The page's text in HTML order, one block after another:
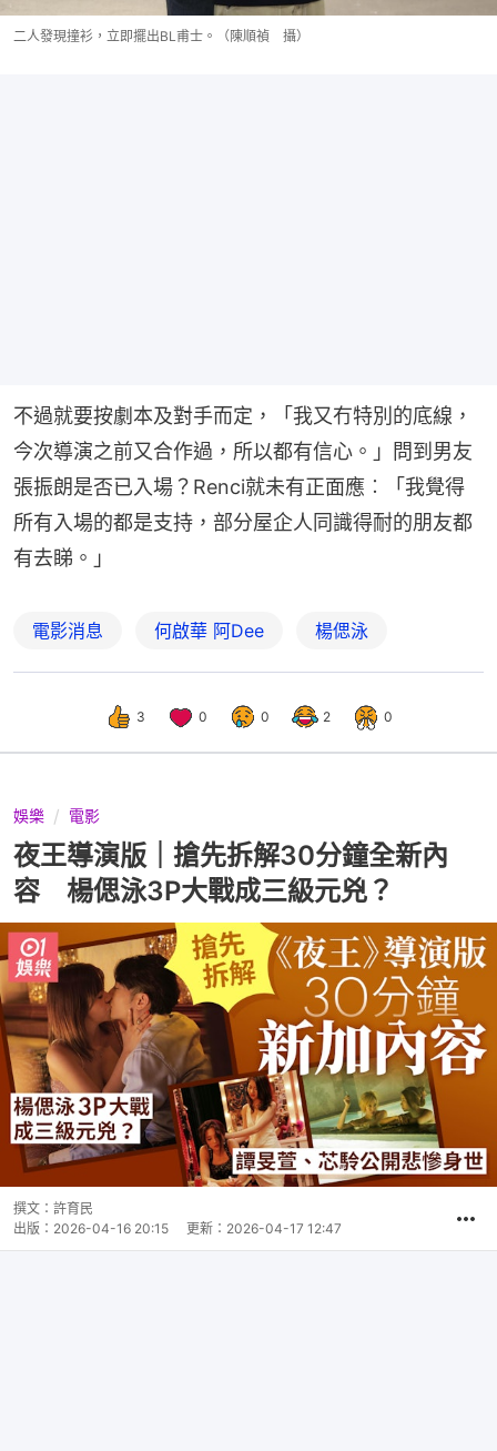
二人發現撞衫，立即擺出BL甫士。（陳順禎 攝）
不過就要按劇本及對手而定，「我又冇特別的底線，
今次導演之前又合作過，所以都有信心。」問到男友
張振朗是否已入場？Renci就未有正面應︰「我覺得
所有入場的都是支持，部分屋企人同識得耐的朋友都
有去睇。」
電影消息 何啟華 阿Dee 楊偲泳
3 0 0 2 0
娛樂 電影
夜王導演版｜搶先拆解30分鐘全新內
容 楊偲泳3P大戰成三級元兇？
撰文： 許育民
出版： 2026-04-16 20:15 更新： 2026-04-17 12:47